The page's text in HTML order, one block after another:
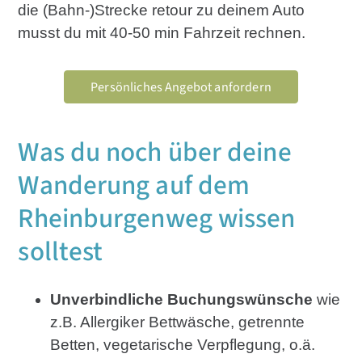
die (Bahn-)Strecke retour zu deinem Auto
musst du mit 40-50 min Fahrzeit rechnen.
Persönliches Angebot anfordern
Was du noch über deine
Wanderung auf dem
Rheinburgenweg wissen
solltest
Unverbindliche Buchungswünsche wie
z.B. Allergiker Bettwäsche, getrennte
Betten, vegetarische Verpflegung, o.ä.